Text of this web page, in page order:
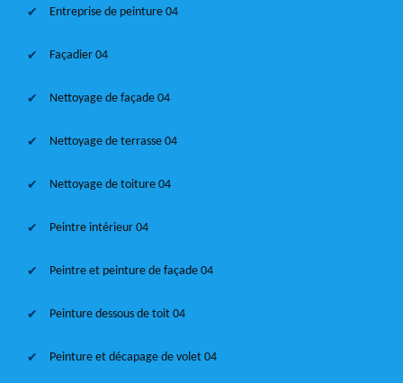
Entreprise de peinture 04
Façadier 04
Nettoyage de façade 04
Nettoyage de terrasse 04
Nettoyage de toiture 04
Peintre intérieur 04
Peintre et peinture de façade 04
Peinture dessous de toit 04
Peinture et décapage de volet 04